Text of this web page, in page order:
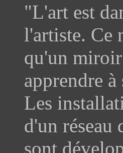
"L'art est
l'artiste. Ce
qu'un
apprendre
Les
d'un réseau
sont